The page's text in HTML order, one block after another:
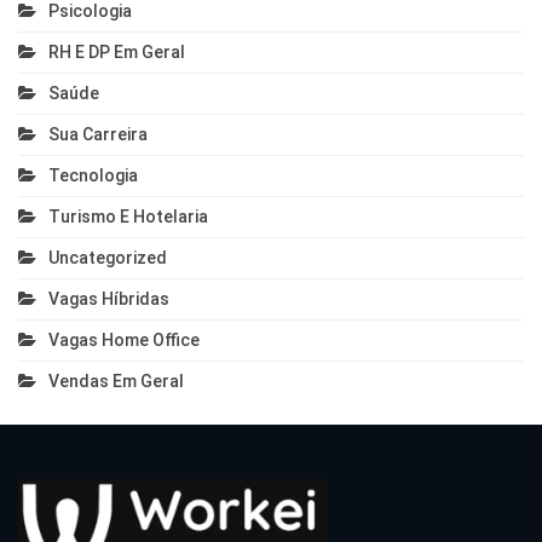
Psicologia
RH E DP Em Geral
Saúde
Sua Carreira
Tecnologia
Turismo E Hotelaria
Uncategorized
Vagas Híbridas
Vagas Home Office
Vendas Em Geral